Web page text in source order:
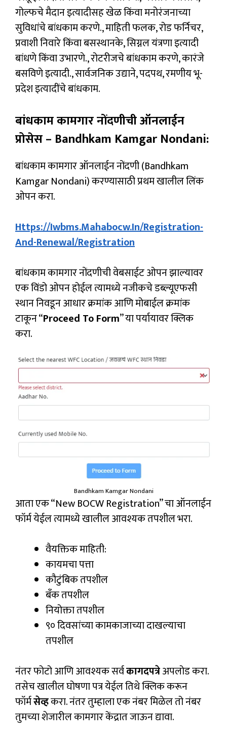
गोल्फचे मैदान इत्यादीसह खेळ किंवा मनोरंजनाच्या
सुविधांचे बांधकाम करणे., माहिती फलक, रोड फर्निचर,
प्रवाशी निवारे किंवा बसस्थानके, सिग्नल यंत्रणा इत्यादी
बांधणे किंवा उभारणे., रोटरीजचे बांधकाम करणे, कारंजे
बसविणे इत्यादी., सार्वजनिक उद्याने, पदपथ, रमणीय भू-
प्रदेश इत्यादींचे बांधकाम.
बांधकाम कामगार नोंदणीची ऑनलाईन
प्रोसेस – Bandhkam Kamgar Nondani:
बांधकाम कामगार ऑनलाईन नोंदणी (Bandhkam
Kamgar Nondani) करण्यासाठी प्रथम खालील लिंक
ओपन करा.
Https://iwbms.mahabocw.in/registration-
And-Renewal/registration
बांधकाम कामगार नोंदणीची वेबसाईट ओपन झाल्यावर
एक विंडो ओपन होईल त्यामध्ये नजीकचे डब्ल्यूएफसी
स्थान निवडून आधार क्रमांक आणि मोबाईल क्रमांक
टाकून “Proceed To Form” या पर्यायावर क्लिक
करा.
Bandhkam Kamgar Nondani
आता एक “New BOCW Registration” चा ऑनलाईन
फॉर्म येईल त्यामध्ये खालील आवश्यक तपशील भरा.
वैयक्तिक माहिती:
कायमचा पत्ता
कौटुंबिक तपशील
बँक तपशील
नियोक्ता तपशील
९० दिवसांच्या कामकाजाच्या दाखल्याचा
तपशील
नंतर फोटो आणि आवश्यक सर्वकागदपत्रेअपलोड करा.
तसेच खालील घोषणा पत्र येईल तिथे क्लिक करून
फॉर्मसेव्हकरा. नंतर तुम्हाला एक नंबर मिळेल तो नंबर
तुमच्या शेजारील कामगार केंद्रात जाऊन द्यावा.